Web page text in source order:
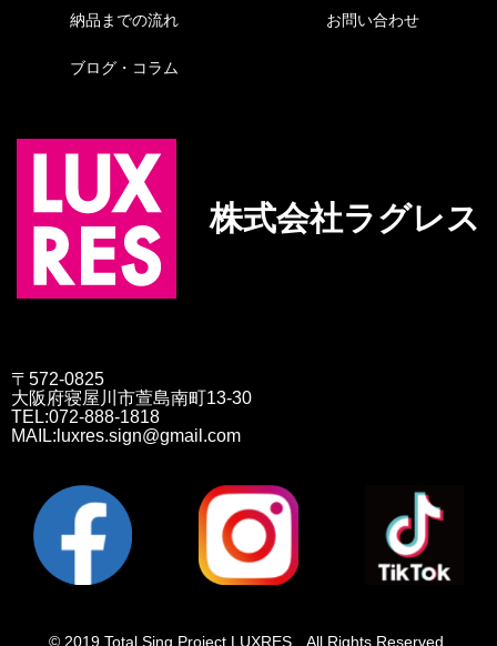
納品までの流れ
ブログ・コラム
お問い合わせ
株式会社ラグレス
〒572-0825
大阪府寝屋川市萱島南町13-30
TEL:072-888-1818
MAIL:luxres.sign@gmail.com
© 2019 Total Sing Project LUXRES All Rights Reserved.